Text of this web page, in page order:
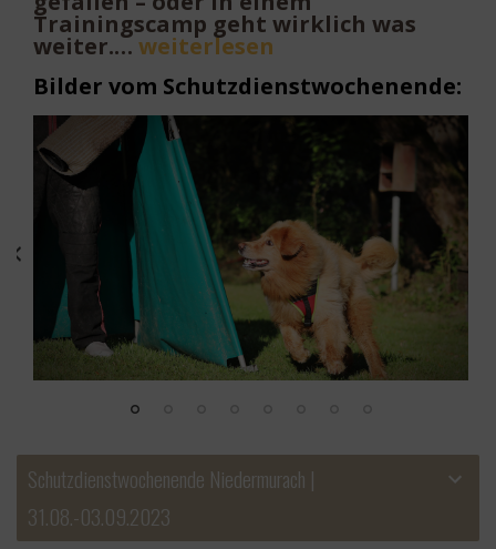
Trainingscamp geht wirklich was
weiter.… weiterlesen
Bilder vom Schutzdienstwochenende:
Schutzdienstwochenende Niedermurach |
31.08.-03.09.2023